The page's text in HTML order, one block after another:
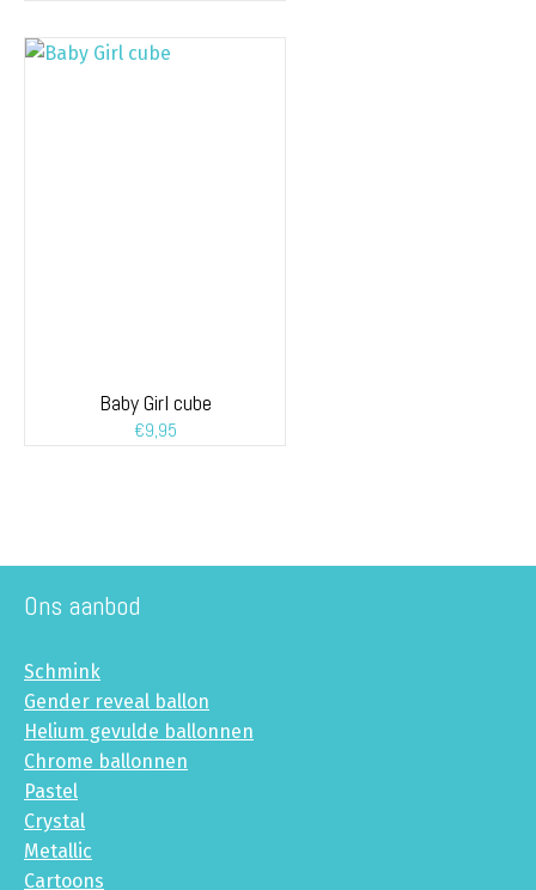
Baby Girl cube
€9,95
Ons aanbod
Schmink
Gender reveal ballon
Helium gevulde ballonnen
Chrome ballonnen
Pastel
Crystal
Metallic
Cartoons